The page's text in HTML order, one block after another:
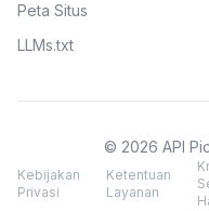
Peta Situs
LLMs.txt
© 2026 API
Kebijakan
Privasi
Ketentuan
Layanan